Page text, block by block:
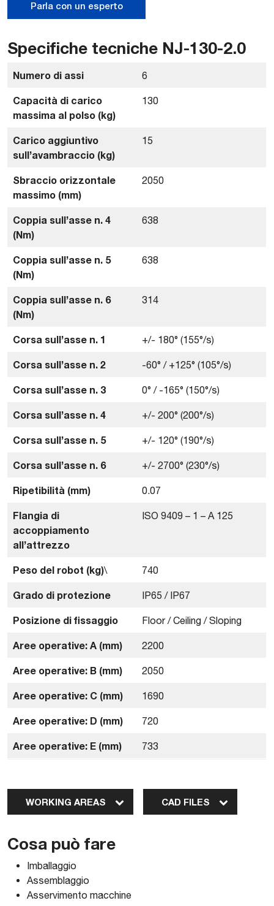
Parla con un esperto
Specifiche tecniche NJ-130-2.0
Numero di assi 6
Capacità di carico
massima al polso (kg)
130
Carico aggiuntivo
sull’avambraccio (kg)
15
Sbraccio orizzontale
massimo (mm)
2050
Coppia sull’asse n. 4
(Nm)
638
Coppia sull’asse n. 5
(Nm)
638
Coppia sull’asse n. 6
(Nm)
314
Corsa sull’asse n. 1 +/- 180° (155°/s)
Corsa sull’asse n. 2 -60° / +125° (105°/s)
Corsa sull’asse n. 3 0° / -165° (150°/s)
Corsa sull’asse n. 4 +/- 200° (200°/s)
Corsa sull’asse n. 5 +/- 120° (190°/s)
Corsa sull’asse n. 6 +/- 2700° (230°/s)
Ripetibilità (mm) 0.07
Flangia di
accoppiamento
all’attrezzo
ISO 9409 – 1 – A 125
Peso del robot (kg)\ 740
Grado di protezione IP65 / IP67
Posizione di fissaggio Floor / Ceiling / Sloping
Aree operative: A (mm) 2200
Aree operative: B (mm) 2050
Aree operative: C (mm) 1690
Aree operative: D (mm) 720
Aree operative: E (mm) 733
WORKING AREAS CAD FILES
Cosa può fare
Imballaggio
Assemblaggio
Asservimento macchine